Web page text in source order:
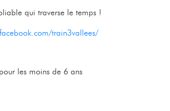
qui traverse le temps !
train3vallees/
les moins de 6 ans